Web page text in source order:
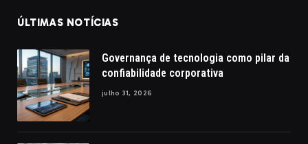
ÚLTIMAS NOTÍCIAS
Governança de tecnologia como pilar da
confiabilidade corporativa
julho 31, 2026